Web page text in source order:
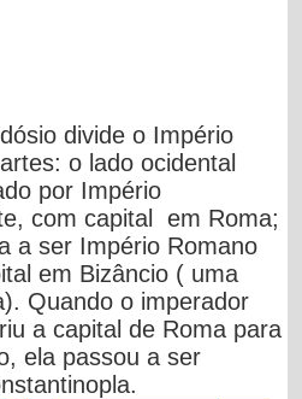
divide o Império
o lado ocidental
por Império
com capital em Roma;
a ser Império Romano
em Bizâncio ( uma
Quando o imperador
a capital de Roma para
ela passou a ser